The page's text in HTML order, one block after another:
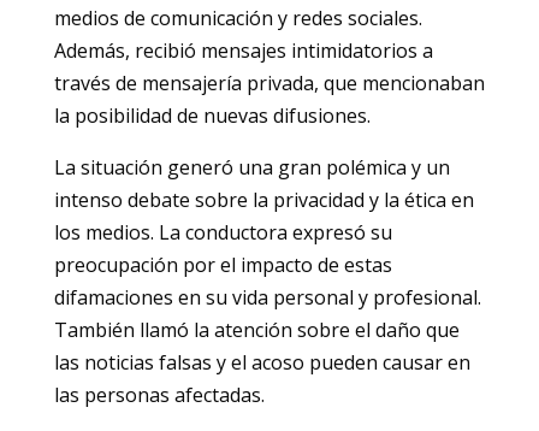
medios de comunicación y redes sociales.
Además, recibió mensajes intimidatorios a
través de mensajería privada, que mencionaban
la posibilidad de nuevas difusiones.
La situación generó una gran polémica y un
intenso debate sobre la privacidad y la ética en
los medios. La conductora expresó su
preocupación por el impacto de estas
difamaciones en su vida personal y profesional.
También llamó la atención sobre el daño que
las noticias falsas y el acoso pueden causar en
las personas afectadas.